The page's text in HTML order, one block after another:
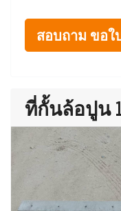
สอบถาม ขอใ
ที่กั้นล้อปูน